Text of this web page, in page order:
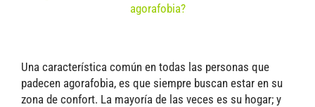
agorafobia?
Una característica común en todas las personas que
padecen agorafobia, es que siempre buscan estar en su
zona de confort. La mayoría de las veces es su hogar; y